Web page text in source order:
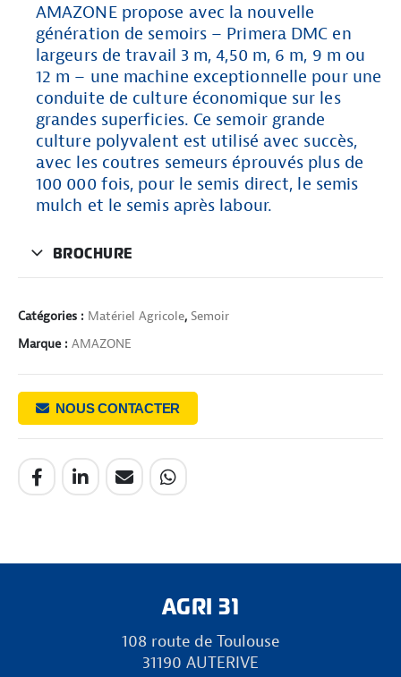
AMAZONE propose avec la nouvelle
génération de semoirs – Primera DMC en
largeurs de travail 3 m, 4,50 m, 6 m, 9 m ou
12 m – une machine exceptionnelle pour une
conduite de culture économique sur les
grandes superficies. Ce semoir grande
culture polyvalent est utilisé avec succès,
avec les coutres semeurs éprouvés plus de
100 000 fois, pour le semis direct, le semis
mulch et le semis après labour.
BROCHURE
Catégories : Matériel Agricole, Semoir
Marque : AMAZONE
NOUS CONTACTER
AGRI 31
108 route de Toulouse
31190 AUTERIVE